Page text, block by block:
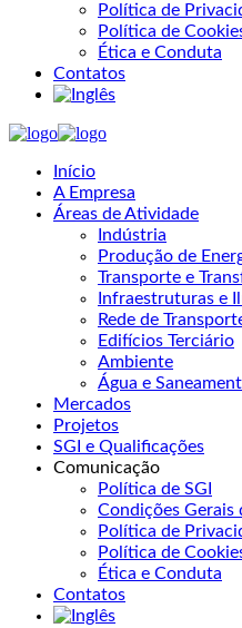
Política de
Política de
Ética e Conduta
Contatos
Início
A Empresa
Áreas de Atividade
Indústria
Produção de
Transporte e
Infraestruturas e
Rede de
Edifícios Terciário
Ambiente
Água e
Mercados
Projetos
SGI e Qualificações
Comunicação
Política de SGI
Condições Gerais
Política de
Política de
Ética e Conduta
Contatos